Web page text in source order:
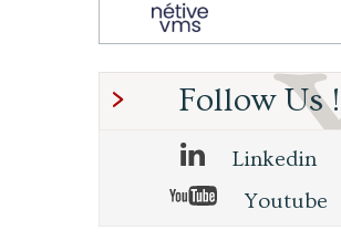
Follow Us !
Linkedin
Youtube